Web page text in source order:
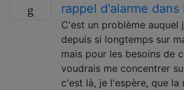
rappel d'alarme dans
C'est un problème auquel
depuis si longtemps sur
mais pour les besoins de
voudrais me concentrer
c'est là, je l'espère, que la